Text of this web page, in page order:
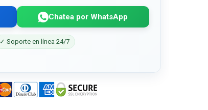
Chatea por WhatsApp
✓ Soporte en línea 24/7